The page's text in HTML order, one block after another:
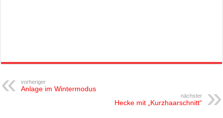
vorheriger
Anlage im Wintermodus
nächster
Hecke mit „Kurzhaarschnitt“